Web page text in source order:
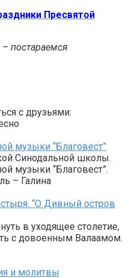
Пресвятой
постараемся
с друзьями:
музыки “Благовест”
Синодальной школы.
музыки “Благовест”.
– Галина
“О Дивный остров
в уходящее столетие,
с довоенным Валаамом.
и молитвы